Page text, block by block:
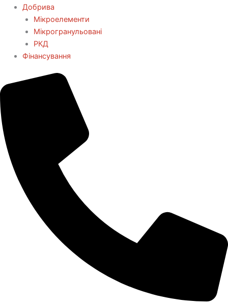
Добрива
Мікроелементи
Мікрогранульовані
РКД
Фінансування